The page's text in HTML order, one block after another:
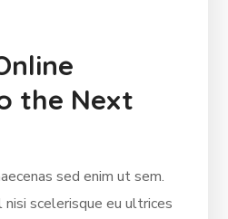
the Next
sed enim ut sem.
nisi scelerisque eu ultrices